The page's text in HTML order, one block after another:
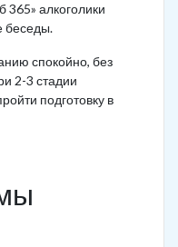
365» алкоголики
беседы.
спокойно, без
2-3 стадии
подготовку в